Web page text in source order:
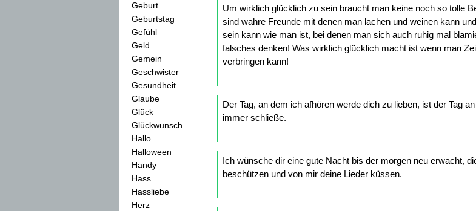
Geburt
Geburtstag
Gefühl
Geld
Gemein
Geschwister
Gesundheit
Glaube
Glück
Glückwunsch
Hallo
Halloween
Handy
Hass
Hassliebe
Herz
Um wirklich glücklich zu sein braucht man keine noch so tolle
sind wahre Freunde mit denen man lachen und weinen kann
sein kann wie man ist, bei denen man sich auch ruhig mal
falsches denken! Was wirklich glücklich macht ist wenn man
verbringen kann!
Der Tag, an dem ich afhören werde dich zu lieben, ist der Tag
immer schließe.
Ich wünsche dir eine gute Nacht bis der morgen neu erwacht,
beschützen und von mir deine Lieder küssen.